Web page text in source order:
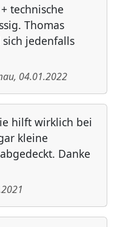
technische
Thomas
jedenfalls
, 04.01.2022
hilft wirklich bei
kleine
Danke